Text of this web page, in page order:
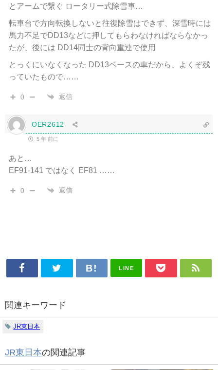
とアームで繋ぐ ロータリー式除雪車…
転車台で方向転換しないと往復除雪はできず、深雪時には
馬力不足でDD13などに押してもらわなければならなかっ
たが、後には DD14同士の背向重連で使用
とっくにいなくなった DD13ベースの車だから、よくぞ残
っていたもので……
0 返信
OER2612
5 年 前に
あと…
EF91-141 ではなく EF81 ……
0 返信
LINE
関連キーワード
JR東日本
JR東日本の関連記事